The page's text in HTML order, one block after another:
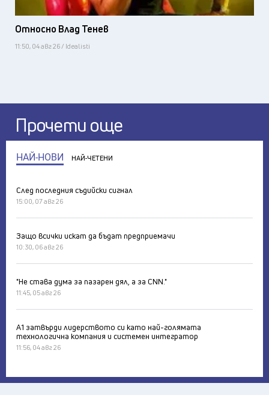
Относно Влад Тенев
11:50, 04 авг 26 / Idealisti
Прочети още
НАЙ-НОВИ НАЙ-ЧЕТЕНИ
След последния съдийски сигнал
15:00, 07 авг 26
Защо всички искат да бъдат предприемачи
10:30, 06 авг 26
"Не става дума за пазарен дял, а за CNN."
11:45, 05 авг 26
А1 затвърди лидерството си като най-голямата
технологична компания и системен интегратор
11:56, 04 авг 26